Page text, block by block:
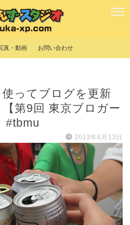
真・動画 お問い合わせ
ってブログを更新
第9回 東京ブロガー
#tbmu
2013年6月13日